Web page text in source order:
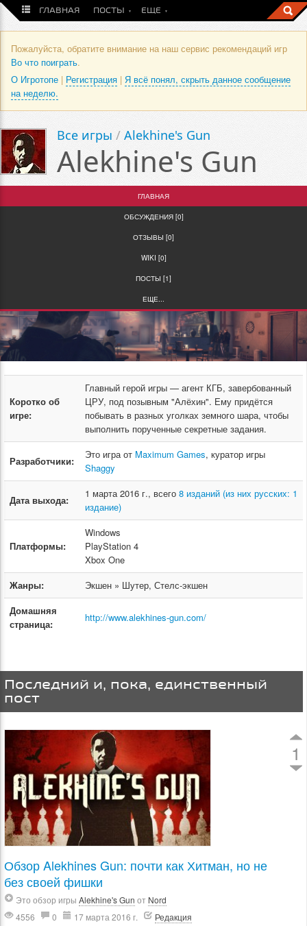
ГЛАВНАЯ ПОСТЫ ЕЩЕ
Пожалуйста, обратите внимание на наш сервис рекомендаций игр
Во что поиграть.
О Игротопе | Регистрация | Я всё понял, скрыть данное сообщение
на неделю.
Все игры / Alekhine's Gun
Alekhine's Gun
ГЛАВНАЯ
ОБСУЖДЕНИЯ [0]
ОТЗЫВЫ [0]
WIKI [0]
ПОСТЫ [1]
ЕЩЕ...
Коротко об
игре:
Главный герой игры — агент КГБ, завербованный
ЦРУ, под позывным "Алёхин". Ему придётся
побывать в разных уголках земного шара, чтобы
выполнить порученные секретные задания.
Разработчики:
Это игра от Maximum Games, куратор игры
Shaggy
Дата выхода:
1 марта 2016 г., всего 8 изданий (из них русских: 1
издание)
Платформы:
Windows
PlayStation 4
Xbox One
Жанры:
Экшен » Шутер, Стелс-экшен
Домашняя
страница:
http://www.alekhines-gun.com/
Последний и, пока, единственный
пост
1
Обзор Alekhines Gun: почти как Хитман, но не
без своей фишки
Это обзор игры Alekhine's Gun от Nord
4556
0 17 марта 2016 г. Редакция